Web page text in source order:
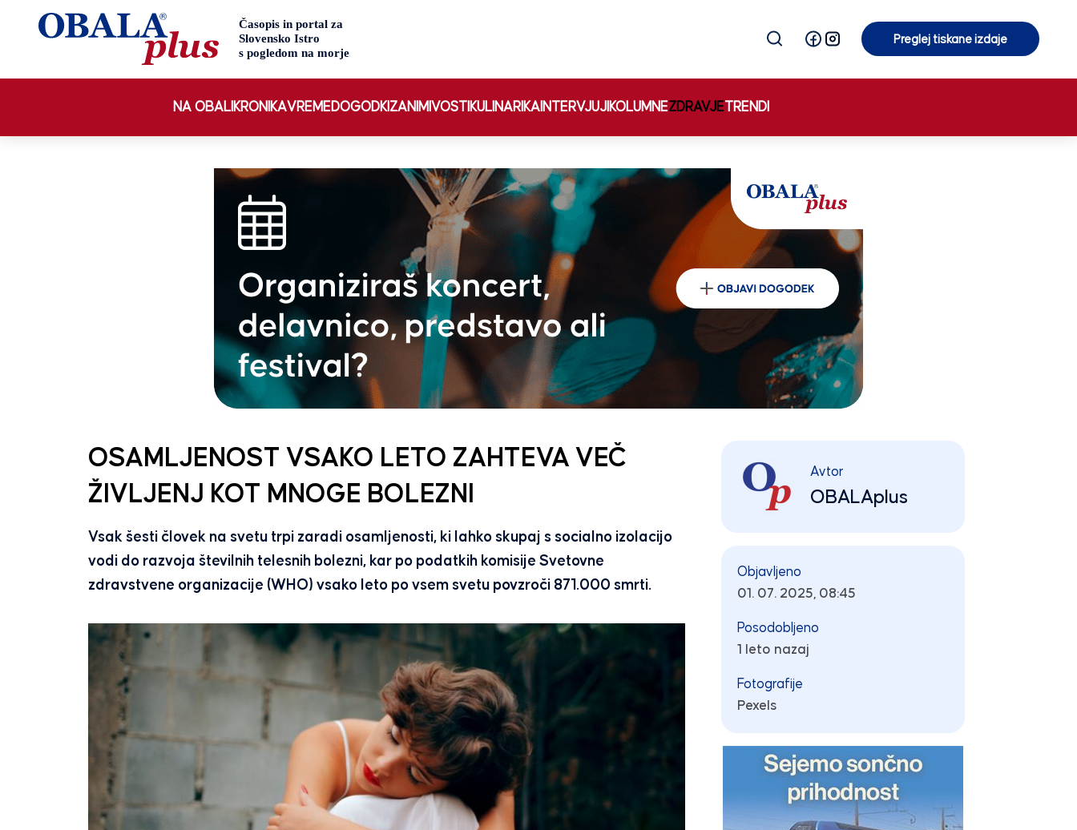
Preglej tiskane izdaje
NA OBALI KRONIKAVREMEDOGODKIZANIMIVOSTI KULINARIKA INTERVJUJI KOLUMNEZDRAVJETRENDI
OSAMLJENOST VSAKO LETO ZAHTEVA VEČ
ŽIVLJENJ KOT MNOGE BOLEZNI
Vsak šesti človek na svetu trpi zaradi osamljenosti, ki lahko skupaj s socialno izolacijo
vodi do razvoja številnih telesnih bolezni, kar po podatkih komisije Svetovne
zdravstvene organizacije (WHO) vsako leto po vsem svetu povzroči 871.000 smrti.
Avtor
OBALAplus
Objavljeno
01. 07. 2025, 08:45
Posodobljeno
1 leto nazaj
Fotografije
Pexels